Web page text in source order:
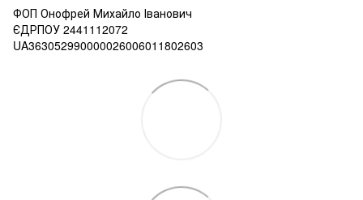
ФОП Онофрей Михайло Іванович
ЄДРПОУ 2441112072
UA363052990000026006011802603